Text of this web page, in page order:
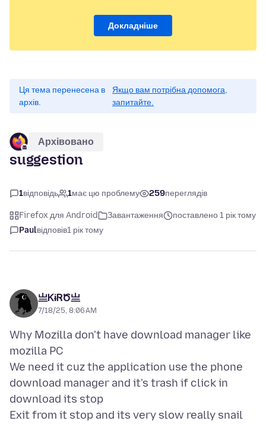
Докладніше
Ця тема перенесена в
архів.
Якщо вам потрібна допомога,
запитайте.
Архівовано
suggestion
1відповідь 1має цю проблему 259переглядів
Firefox для Android Завантаження
поставлено 1 рік тому
Paulвідповів1 рік тому
亗ᏦɨᏒԾ亗
7/18/25, 8:06 AM
Why Mozilla don't have download manager like
mozilla PC
We need it cuz the application use the phone
download manager and it's trash if click in
download its stop
Exit from it stop and its very slow really snail